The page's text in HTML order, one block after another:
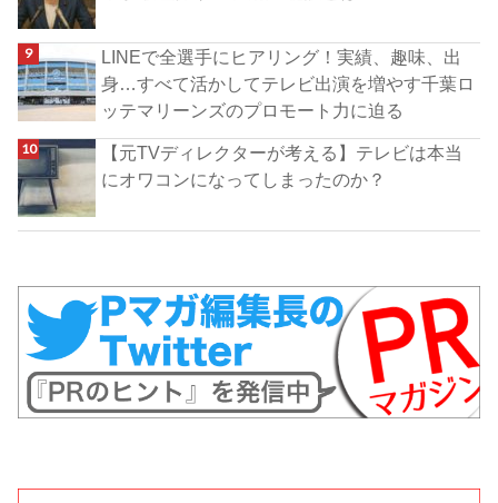
LINEで全選手にヒアリング！実績、趣味、出
身…すべて活かしてテレビ出演を増やす千葉ロ
ッテマリーンズのプロモート力に迫る
【元TVディレクターが考える】テレビは本当
にオワコンになってしまったのか？